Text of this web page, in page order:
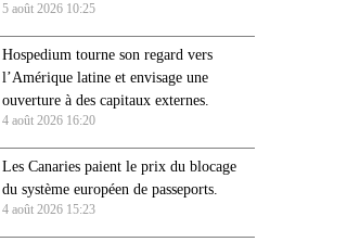
5 août 2026 10:25
Hospedium tourne son regard vers
l’Amérique latine et envisage une
ouverture à des capitaux externes.
4 août 2026 16:20
Les Canaries paient le prix du blocage
du système européen de passeports.
4 août 2026 15:23